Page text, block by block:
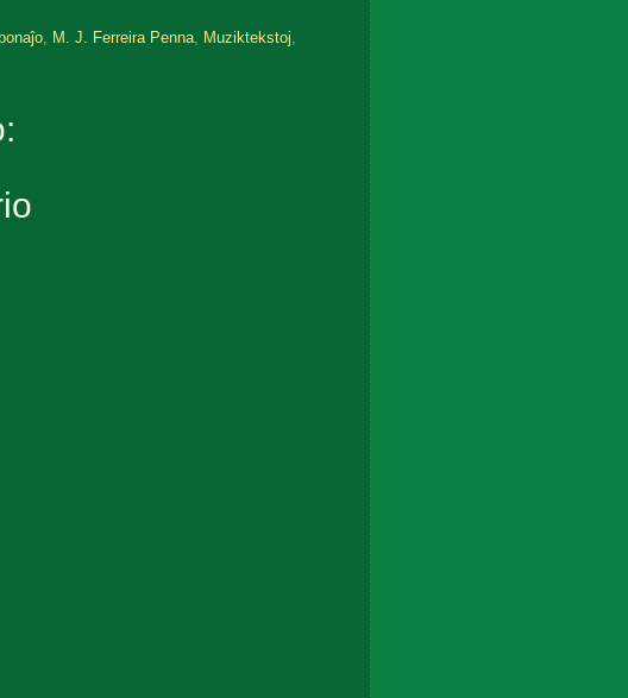
, M. J. Ferreira Penna, Muziktekstoj,